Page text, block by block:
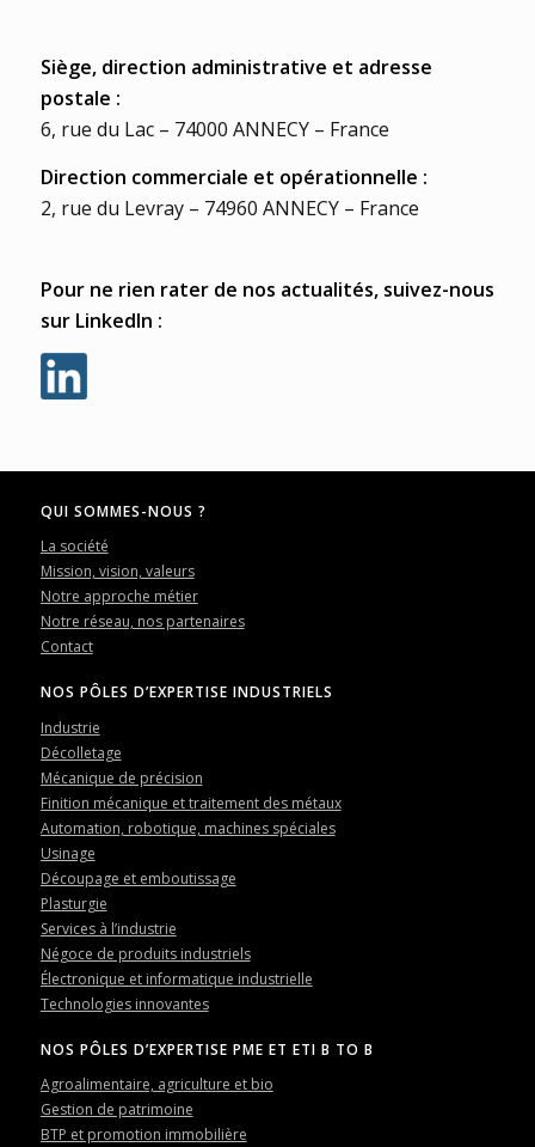
Siège, direction administrative et adresse
postale :
6, rue du Lac – 74000 ANNECY – France
Direction commerciale et opérationnelle :
2, rue du Levray – 74960 ANNECY – France
Pour ne rien rater de nos actualités, suivez-nous
sur LinkedIn :
QUI SOMMES-NOUS ?
La société
Mission, vision, valeurs
Notre approche métier
Notre réseau, nos partenaires
Contact
NOS PÔLES D’EXPERTISE INDUSTRIELS
Industrie
Décolletage
Mécanique de précision
Finition mécanique et traitement des métaux
Automation, robotique, machines spéciales
Usinage
Découpage et emboutissage
Plasturgie
Services à l’industrie
Négoce de produits industriels
Électronique et informatique industrielle
Technologies innovantes
NOS PÔLES D’EXPERTISE PME ET ETI B TO B
Agroalimentaire, agriculture et bio
Gestion de patrimoine
BTP et promotion immobilière